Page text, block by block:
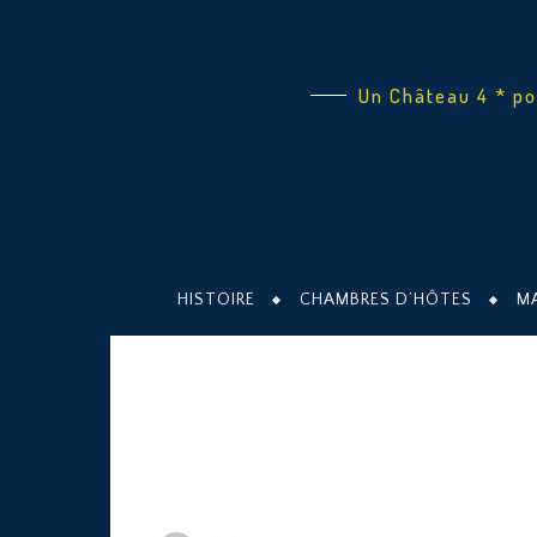
Un Château 4 *
HISTOIRE CHAMBRES D’HÔTES